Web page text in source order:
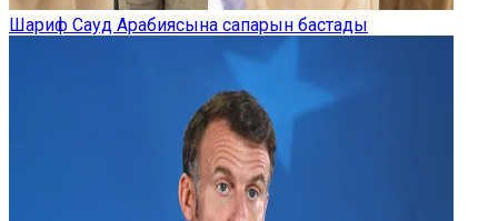
Шариф Сауд Арабиясына сапарын бастады